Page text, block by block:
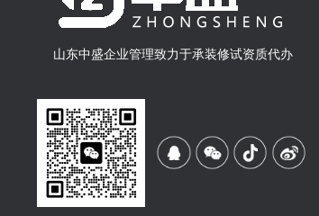
山东中盛企业管理致力于承装修试资质代办